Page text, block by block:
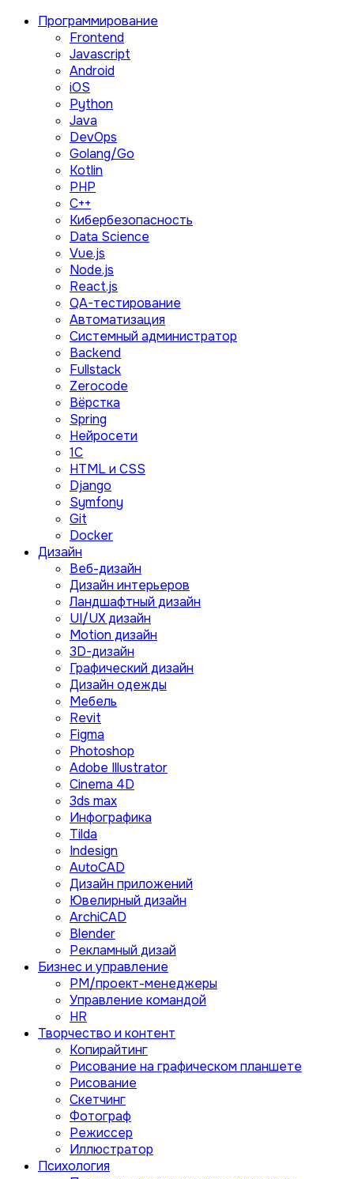
Программирование
Frontend
Javascript
Android
iOS
Python
Java
DevOps
Golang/Go
Kotlin
PHP
C++
Кибербезопасность
Data Science
Vue.js
Node.js
React.js
QA-тестирование
Автоматизация
Системный администратор
Backend
Fullstack
Zerocode
Вёрстка
Spring
Нейросети
1C
HTML и CSS
Django
Symfony
Git
Docker
Дизайн
Веб-дизайн
Дизайн интерьеров
Ландшафтный дизайн
UI/UX дизайн
Motion дизайн
3D-дизайн
Графический дизайн
Дизайн одежды
Мебель
Revit
Figma
Photoshop
Adobe Illustrator
Сinema 4D
3ds max
Инфографика
Tilda
Indesign
AutoCAD
Дизайн приложений
Ювелирный дизайн
ArchiCAD
Blender
Рекламный дизай
Бизнес и управление
PM/проект-менеджеры
Управление командой
HR
Творчество и контент
Копирайтинг
Рисование на графическом планшете
Рисование
Скетчинг
Фотограф
Режиссер
Иллюстратор
Психология